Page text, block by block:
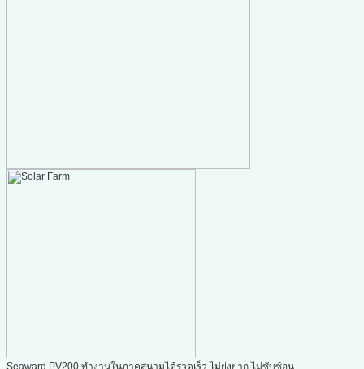
Seaward PV200 ทำงานในภาคสนามได้รวดเร็ว ไม่ยุ่งยาก ไม่ซับซ้อน